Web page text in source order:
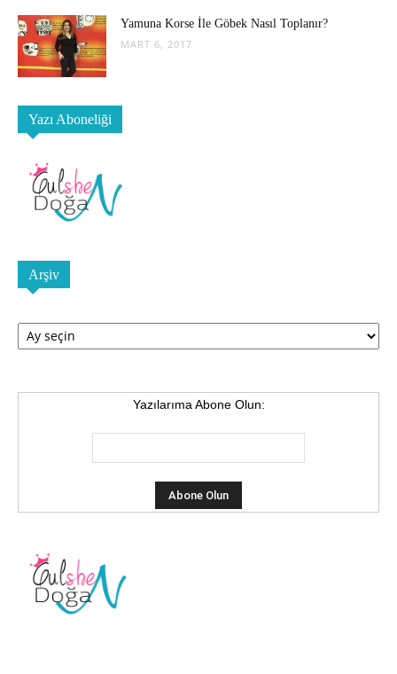
Yamuna Korse İle Göbek Nasıl Toplanır?
MART 6, 2017
Yazı Aboneliği
Arşiv
Arşiv
Yazılarıma Abone Olun: